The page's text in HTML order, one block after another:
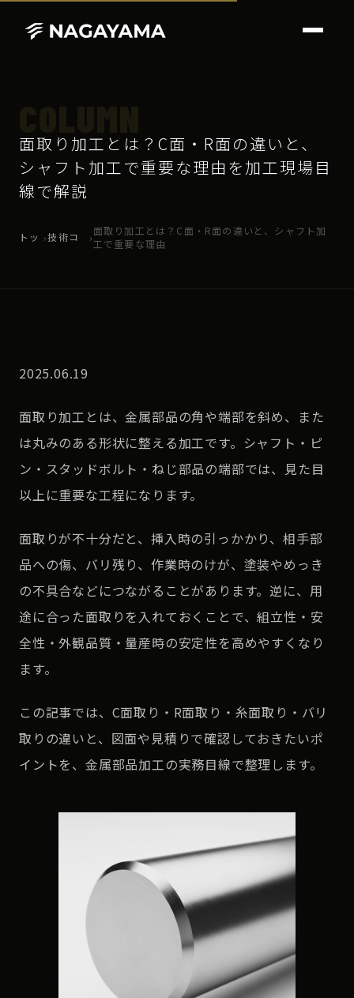
面取り加工とは？C面・R面の違いと、
シャフト加工で重要な理由を加工現場目
線で解説
トッ ›技術コ
›面取り加工とは？C面・R面の違いと、シャフト加
工で重要な理由
2025.06.19
面取り加工とは、金属部品の角や端部を斜め、また
は丸みのある形状に整える加工です。シャフト・ピ
ン・スタッドボルト・ねじ部品の端部では、見た目
以上に重要な工程になります。
面取りが不十分だと、挿入時の引っかかり、相手部
品への傷、バリ残り、作業時のけが、塗装やめっき
の不具合などにつながることがあります。逆に、用
途に合った面取りを入れておくことで、組立性・安
全性・外観品質・量産時の安定性を高めやすくなり
ます。
この記事では、C面取り・R面取り・糸面取り・バリ
取りの違いと、図面や見積りで確認しておきたいポ
イントを、金属部品加工の実務目線で整理します。